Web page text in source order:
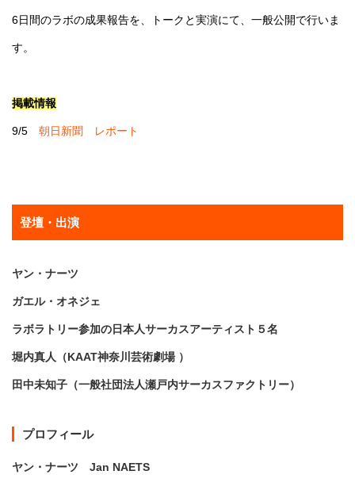
6日間のラボの成果報告を、トークと実演にて、一般公開で行いま
す。
掲載情報
9/5 朝日新聞 レポート
登壇・出演
ヤン・ナーツ
ガエル・オネジェ
ラボラトリー参加の日本人サーカスアーティスト５名
堀内真人（KAAT神奈川芸術劇場 ）
田中未知子（一般社団法人瀬戸内サーカスファクトリー）
プロフィール
ヤン・ナーツ Jan NAETS